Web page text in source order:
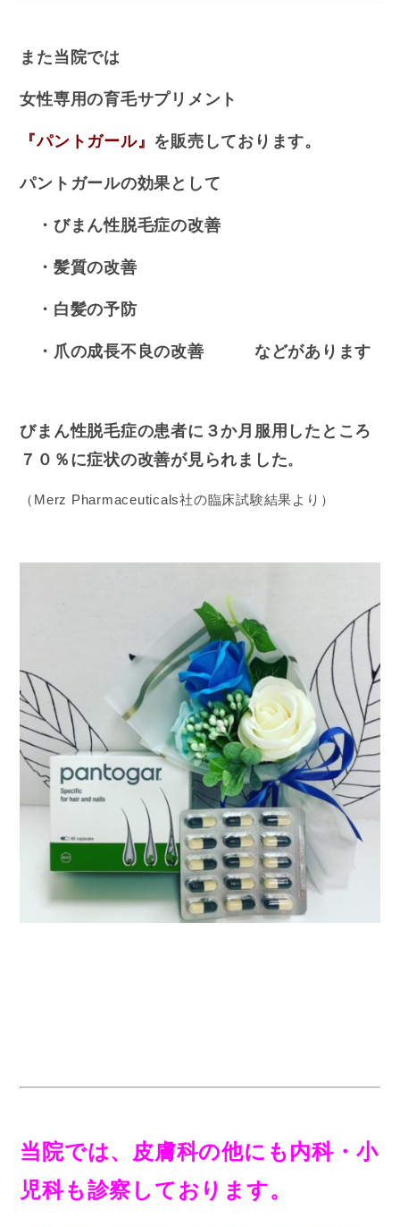
また当院では
女性専用の育毛サプリメント
『パントガール』 を販売しております。
パントガールの効果として
・びまん性脱毛症の改善
・髪質の改善
・白髪の予防
・爪の成長不良の改善 などがあります
びまん性脱毛症の患者に３か月服用したところ
７０％に症状の改善が見られました。
（Merz Pharmaceuticals社の臨床試験結果より）
当院では、皮膚科の他にも内科・小
児科も診察しております。